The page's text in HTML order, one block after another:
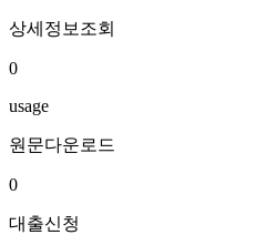
상세정보조회
0
usage
원문다운로드
0
대출신청